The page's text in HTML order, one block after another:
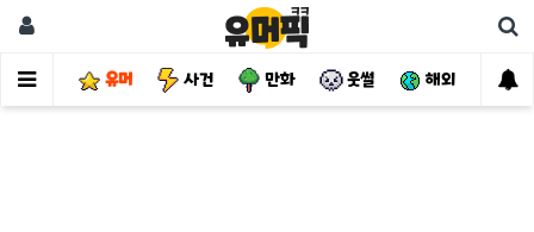
유머 사건 만화 웃썰 해외 핫